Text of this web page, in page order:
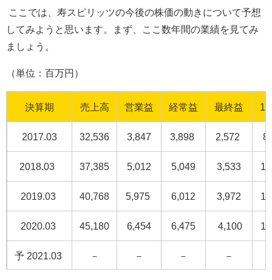
ここでは、寿スピリッツの今後の株価の動きについて予想
してみようと思います。まず、ここ数年間の業績を見てみ
ましょう。
（単位：百万円）
決算期 売上高 営業益 経常益 最終益 1
2017.03 32,536 3,847 3,898 2,572
2018.03 37,385 5,012 5,049 3,533
2019.03 40,768 5,975 6,012 3,972
2020.03 45,180 6,454 6,475 4,100
予 2021.03 － － － －